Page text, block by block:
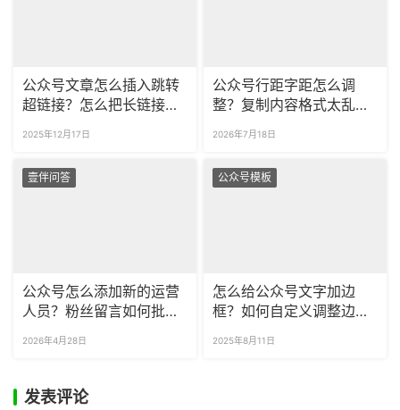
公众号文章怎么插入跳转
超链接？怎么把长链接缩
2025年12月17日
公众号行距字距怎么调
整？复制内容格式太乱怎
2026年7月18日
壹伴问答
公众号怎么添加新的运营
人员？粉丝留言如何批量
2026年4月28日
公众号模板
怎么给公众号文字加边
框？如何自定义调整边框
2025年8月11日
发表评论